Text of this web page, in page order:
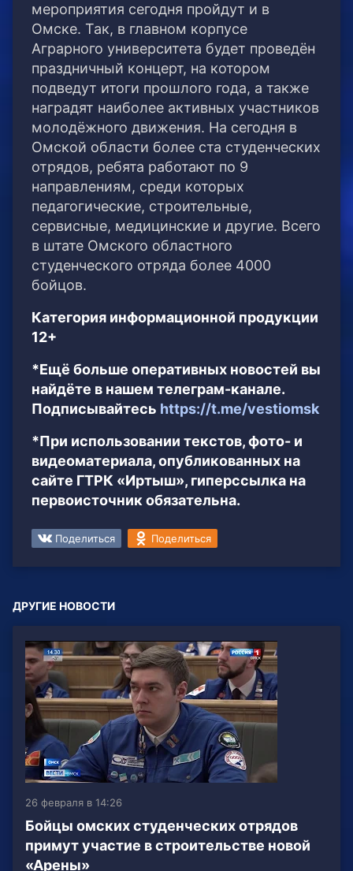
мероприятия сегодня пройдут и в
Омске. Так, в главном корпусе
Аграрного университета будет проведён
праздничный концерт, на котором
подведут итоги прошлого года, а также
наградят наиболее активных участников
молодёжного движения. На сегодня в
Омской области более ста студенческих
отрядов, ребята работают по 9
направлениям, среди которых
педагогические, строительные,
сервисные, медицинские и другие. Всего
в штате Омского областного
студенческого отряда более 4000
бойцов.
Категория информационной продукции
12+
*Ещё больше оперативных новостей вы
найдёте в нашем телеграм-канале.
Подписывайтесь https://t.me/vestiomsk
*При использовании текстов, фото- и
видеоматериала, опубликованных на
сайте ГТРК «Иртыш», гиперссылка на
первоисточник обязательна.
Поделиться Поделиться
ДРУГИЕ НОВОСТИ
26 февраля в 14:26
Бойцы омских студенческих отрядов
примут участие в строительстве новой
«Арены»